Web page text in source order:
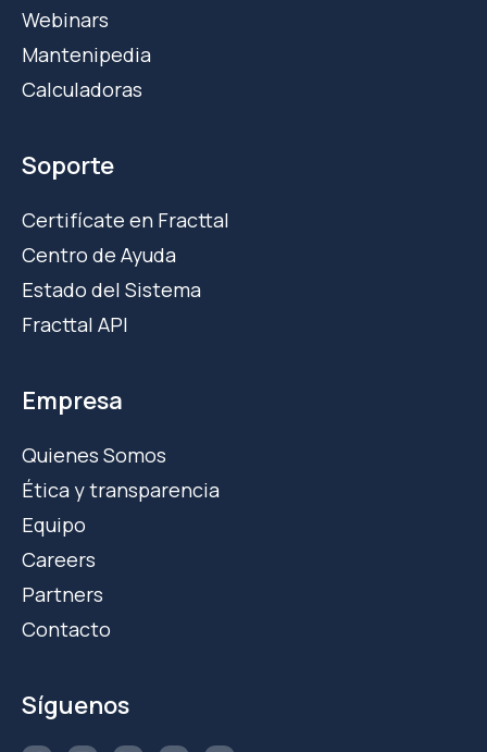
Webinars
Mantenipedia
Calculadoras
Soporte
Certifícate en Fracttal
Centro de Ayuda
Estado del Sistema
Fracttal API
Empresa
Quienes Somos
Ética y transparencia
Equipo
Careers
Partners
Contacto
Síguenos